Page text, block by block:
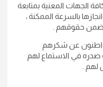
الجهات المعنية بمتابعة
بالسرعة الممكنة ،
يضمن حقوقهم .
عن شكرهم
صدره في الاستماع لهم
لهم .